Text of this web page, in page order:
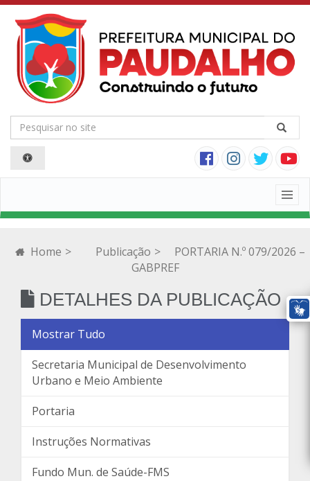
Home > Publicação >
PORTARIA N.º 079/2026 –
GABPREF
DETALHES DA PUBLICAÇÃO
Mostrar Tudo
Secretaria Municipal de Desenvolvimento
Urbano e Meio Ambiente
Portaria
Instruções Normativas
Fundo Mun. de Saúde-FMS